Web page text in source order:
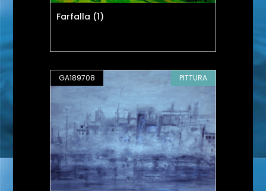
Farfalla (1)
GA189708 PITTURA